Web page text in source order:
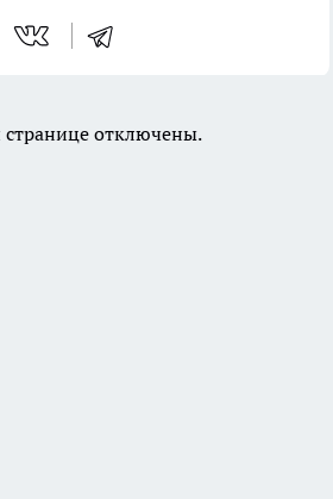
отключены.